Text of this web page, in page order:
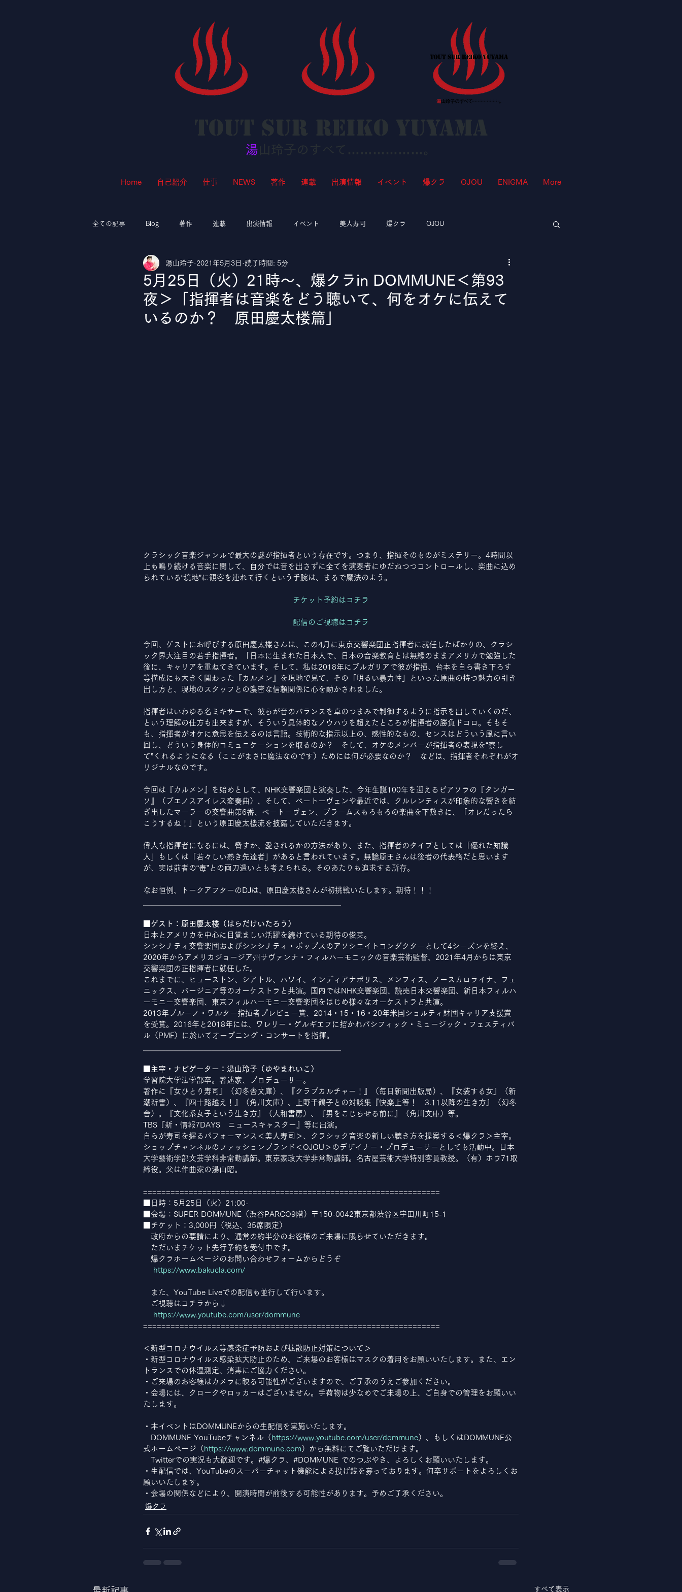
湯
Home 自己紹介 仕事 NEWS 著作 連載 出演情報 イベント 爆クラ OJOU ENIGMA More
全ての記事 Blog 著作 連載 出演情報 イベント 美人寿司 爆クラ OJOU
湯山玲子のカルチャークラブ YouTube
5月25日（火）21時〜、爆クラin DOMMUNE​＜第93
夜＞「指揮者は音楽をどう聴いて、何をオケに伝えて
いるのか？ 原田慶太楼篇」
湯山玲子 2021年5月3日 読了時間: 5分
クラシック音楽ジャンルで最大の謎が指揮者という存在です。つまり、指揮そのものがミステリー。4時間以
上も鳴り続ける音楽に関して、自分では音を出さずに全てを演奏者にゆだねつつコントロールし、楽曲に込め
られている“境地”に観客を連れて行くという手腕は、まるで魔法のよう。
チケット予約はコチラ
配信のご視聴はコチラ
今回、ゲストにお呼びする原田慶太楼さんは、この4月に東京交響楽団正指揮者に就任したばかりの、クラシ
ック界大注目の若手指揮者。「日本に生まれた日本人で、日本の音楽教育とは無縁のままアメリカで勉強した
後に、キャリアを重ねてきています。そして、私は2018年にブルガリアで彼が指揮、台本を自ら書き下ろす
等構成にも大きく関わった『カルメン』を現地で見て、その「明るい暴力性」といった原曲の持つ魅力の引き
出し方と、現地のスタッフとの濃密な信頼関係に心を動かされました。
指揮者はいわゆる名ミキサーで、彼らが音のバランスを卓のつまみで制御するように指示を出していくのだ、
という理解の仕方も出来ますが、そういう具体的なノウハウを超えたところが指揮者の勝負ドコロ。そもそ
も、指揮者がオケに意思を伝えるのは言語。技術的な指示以上の、感性的なもの、センスはどういう風に言い
回し、どういう身体的コミュニケーションを取るのか？　そして、オケのメンバーが指揮者の表現を“察し
て”くれるようになる（ここがまさに魔法なのです）ためには何が必要なのか？　などは、指揮者それぞれがオ
リジナルなのです。
今回は『カルメン』を始めとして、NHK交響楽団と演奏した、今年生誕100年を迎えるピアソラの『タンガー
ソ』（ブエノスアイレス変奏曲）、そして、ベートーヴェンや最近では、クルレンティスが印象的な響きを紡
ぎ出したマーラーの交響曲第6番、ベートーヴェン、ブラームスもろもろの楽曲を下敷きに、「オレだったら
こうするね！」という原田慶太楼流を披露していただきます。
偉大な指揮者になるには、脅すか、愛されるかの方法があり、また、指揮者のタイプとしては「優れた知識
人」もしくは「若々しい熱き先達者」があると言われています。無論原田さんは後者の代表格だと思います
が、実は前者の“毒”との両刀遣いとも考えられる。そのあたりも追求する所存。
なお恒例、トークアフターのDJは、原田慶太楼さんが初挑戦いたします。期待！！！
■ゲスト：原田慶太楼（はらだけいたろう）
日本とアメリカを中心に目覚ましい活躍を続けている期待の俊英。
シンシナティ交響楽団およびシンシナティ・ポップスのアソシエイトコンダクターとして4シーズンを終え、
2020年からアメリカジョージア州サヴァンナ・フィルハーモニックの音楽芸術監督、2021年4月からは東京
交響楽団の正指揮者に就任した。
これまでに、ヒューストン、シアトル、ハワイ、インディアナポリス、メンフィス、ノースカロライナ、フェ
ニックス、バージニア等のオーケストラと共演。国内ではNHK交響楽団、読売日本交響楽団、新日本フィルハ
ーモニー交響楽団、東京フィルハーモニー交響楽団をはじめ様々なオーケストラと共演。
2013年ブルーノ・ワルター指揮者プレビュー賞、2014・15・16・20年米国ショルティ財団キャリア支援賞
を受賞。2016年と2018年には、ワレリー・ゲルギエフに招かれパシフィック・ミュージック・フェスティバ
ル（PMF）に於いてオープニング・コンサートを指揮。
■主宰・ナビゲーター：湯山玲子（ゆやまれいこ）
学習院大学法学部卒。著述家、プロデューサー。
著作に『女ひとり寿司』（幻冬舎文庫）、『クラブカルチャー！』（毎日新聞出版局）、『女装する女』（新
潮新書）、『四十路越え！』（角川文庫）、上野千鶴子との対談集『快楽上等！　3.11以降の生き方』（幻冬
舎）。『文化系女子という生き方』（大和書房）、『男をこじらせる前に』（角川文庫）等。
TBS『新・情報7DAYS　ニュースキャスター』等に出演。
自らが寿司を握るパフォーマンス＜美人寿司＞、クラシック音楽の新しい聴き方を提案する＜爆クラ＞主宰。
ショップチャンネルのファッションブランド＜OJOU＞のデザイナー・プロデューサーとしても活動中。日本
大学藝術学部文芸学科非常勤講師。東京家政大学非常勤講師。名古屋芸術大学特別客員教授。（有）ホウ71取
締役。父は作曲家の湯山昭。
=================================================================
■日時：5月25日（火）21:00-
■会場：SUPER DOMMUNE（渋谷PARCO9階）〒150-0042東京都渋谷区宇田川町15-1
■チケット：3,000円（税込、35席限定）
政府からの要請により、通常の約半分のお客様のご来場に限らせていただきます。
ただいまチケット先行予約を受付中です。
爆クラホームページのお問い合わせフォームからどうぞ
https://www.bakucla.com/
また、YouTube Liveでの配信も並行して行います。
ご視聴はコチラから↓
https://www.youtube.com/user/dommune
=================================================================
＜新型コロナウイルス等感染症予防および拡散防止対策について＞
・新型コロナウイルス感染拡大防止のため、ご来場のお客様はマスクの着用をお願いいたします。また、エン
トランスでの体温測定、消毒にご協力ください。
・ご来場のお客様はカメラに映る可能性がございますので、ご了承のうえご参加ください。
・会場には、クロークやロッカーはございません。手荷物は少なめでご来場の上、ご自身での管理をお願いい
たします。
・本イベントはDOMMUNEからの生配信を実施いたします。
DOMMUNE YouTubeチャンネル（ https://www.youtube.com/user/dommune ）、もしくはDOMMUNE公
式ホームページ（ https://www.dommune.com ）から無料にてご覧いただけます。
Twitterでの実況も大歓迎です。#爆クラ、#DOMMUNE でのつぶやき、よろしくお願いいたします。
・生配信では、YouTubeのスーパーチャット機能による投げ銭を募っております。何卒サポートをよろしくお
願いいたします。
・会場の関係などにより、開演時間が前後する可能性があります。予めご了承ください。
爆クラ
すべて表示